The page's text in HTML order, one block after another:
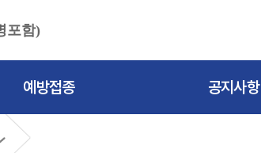
포함)
예방접종 공지사항